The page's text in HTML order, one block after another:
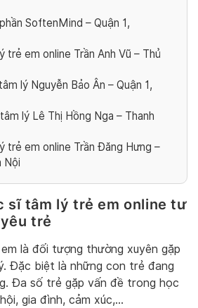
SoftenMind – Quận 1,
trẻ em online Trần Anh Vũ – Thủ
lý Nguyễn Bảo Ân – Quận 1,
lý Lê Thị Hồng Nga – Thanh
trẻ em online Trần Đăng Hưng –
Nội
sĩ tâm lý trẻ em online tư
trẻ
là đối tượng thường xuyên gặp
Đặc biệt là những con trẻ đang
Đa số trẻ gặp vấn đề trong học
gia đình, cảm xúc,…